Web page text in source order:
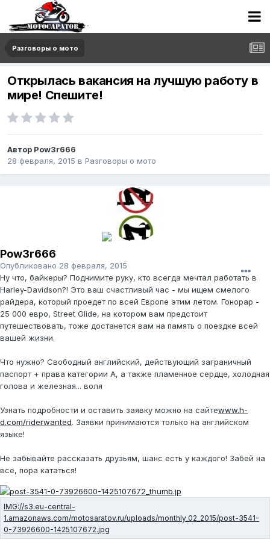
Разговоры о мото
Открылась вакансия на лучшую работу в
мире! Спешите!
Автор Pow3r666
28 февраля, 2015 в Разговоры о мото
Pow3r666
Опубликовано 28 февраля, 2015
Ну что, байкеры? Поднимите руку, кто всегда мечтал работать в
Harley-Davidson?! Это ваш счастливый час - мы ищем смелого
райдера, который проедет по всей Европе этим летом. Гонорар -
25 000 евро, Street Glide, на котором вам предстоит
путешествовать, тоже достанется вам на память о поездке всей
вашей жизни.
Что нужно? Свободный английский, действующий заграничный
паспорт + права категории А, а также пламенное сердце, холодная
голова и железная... воля
Узнать подробности и оставить заявку можно на сайтеwww.h-
d.com/riderwanted. Заявки принимаются только на английском
языке!
Не забывайте рассказать друзьям, шанс есть у каждого! Забей на
все, пора кататься!